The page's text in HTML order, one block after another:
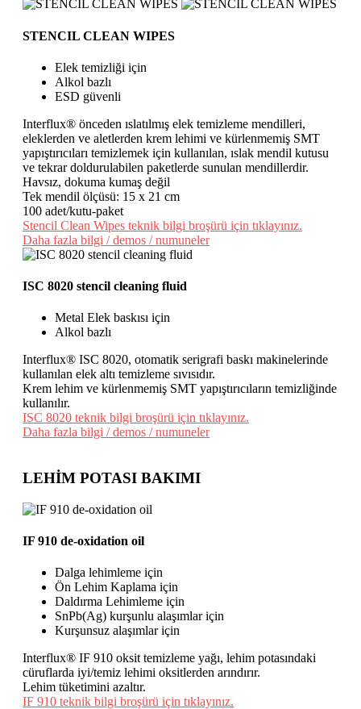
STENCIL CLEAN WIPES
Elek temizliği için
Alkol bazlı
ESD güvenli
Interflux® önceden ıslatılmış elek temizleme mendilleri,
eleklerden ve aletlerden krem lehimi ve kürlenmemiş SMT
yapıştırıcıları temizlemek için kullanılan, ıslak mendil kutusu
ve tekrar doldurulabilen paketlerde sunulan mendillerdir.
Havsız, dokuma kumaş değil
Tek mendil ölçüsü: 15 x 21 cm
100 adet/kutu-paket
Stencil Clean Wipes teknik bilgi broşürü için tıklayınız.
Daha fazla bilgi / demos / numuneler
ISC 8020 stencil cleaning fluid
Metal Elek baskısı için
Alkol bazlı
Interflux® ISC 8020, otomatik serigrafi baskı makinelerinde
kullanılan elek altı temizleme sıvısıdır.
Krem lehim ve kürlenmemiş SMT yapıştırıcıların temizliğinde
kullanılır.
ISC 8020 teknik bilgi broşürü için tıklayınız.
Daha fazla bilgi / demos / numuneler
LEHİM POTASI BAKIMI
IF 910 de-oxidation oil
Dalga lehimleme için
Ön Lehim Kaplama için
Daldırma Lehimleme için
SnPb(Ag) kurşunlu alaşımlar için
Kurşunsuz alaşımlar için
Interflux® IF 910 oksit temizleme yağı, lehim potasındaki
cüruflarda iyi/temiz lehimi oksitlerden arındırır.
Lehim tüketimini azaltır.
IF 910 teknik bilgi broşürü için tıklayınız.